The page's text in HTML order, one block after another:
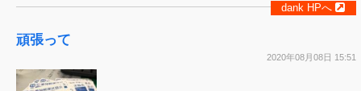
頑張って
dank HPへ
2020年08月08日 15:51